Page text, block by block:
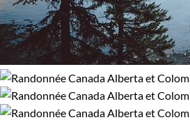
Yukon
Confort
Bivouac, sous tente Refuge, gîte,